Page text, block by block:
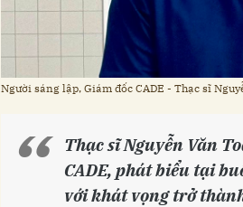
Người sáng lập, Giám đốc CADE - Thạc sĩ
Thạc sĩ Nguyễn Văn
CADE, phát biểu tại
với khát vọng trở